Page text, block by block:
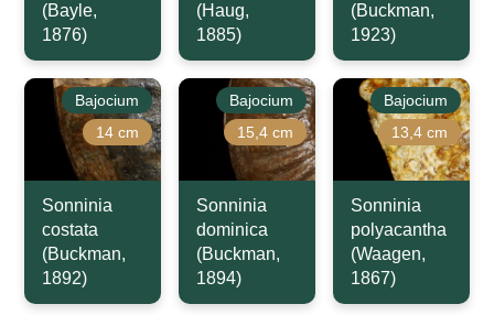
(Bayle,
1876)
(Haug,
1885)
(Buckman,
1923)
Bajocium
14 cm
Sonninia
costata
(Buckman,
1892)
Bajocium
15,4 cm
Sonninia
dominica
(Buckman,
1894)
Bajocium
13,4 cm
Sonninia
polyacantha
(Waagen,
1867)